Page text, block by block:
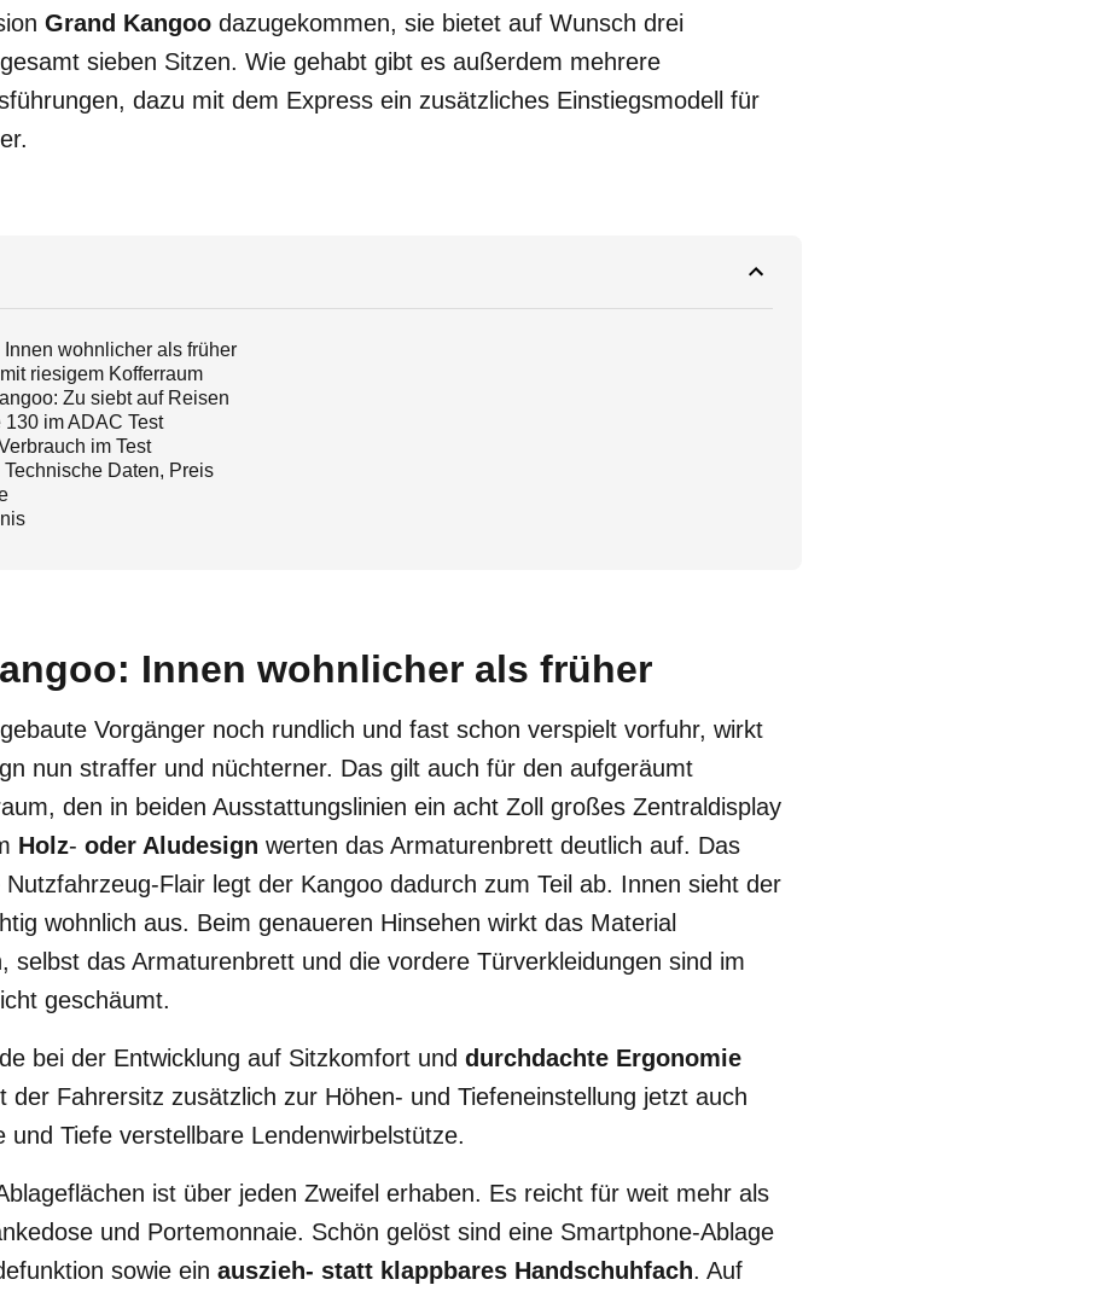
Grand Kangoo dazugekommen, sie bietet auf Wunsch drei
sieben Sitzen. Wie gehabt gibt es außerdem mehrere
dazu mit dem Express ein zusätzliches Einstiegsmodell für
wohnlicher als früher
riesigem Kofferraum
Zu siebt auf Reisen
im ADAC Test
im Test
Daten, Preis
Innen wohnlicher als früher
Vorgänger noch rundlich und fast schon verspielt vorfuhr, wirkt
nun straffer und nüchterner. Das gilt auch für den aufgeräumt
den in beiden Ausstattungslinien ein acht Zoll großes Zentraldisplay
Holz- oder Aludesign werten das Armaturenbrett deutlich auf. Das
Flair legt der Kangoo dadurch zum Teil ab. Innen sieht der
wohnlich aus. Beim genaueren Hinsehen wirkt das Material
selbst das Armaturenbrett und die vordere Türverkleidungen sind im
geschäumt.
bei der Entwicklung auf Sitzkomfort und durchdachte Ergonomie
der Fahrersitz zusätzlich zur Höhen- und Tiefeneinstellung jetzt auch
und Tiefe verstellbare Lendenwirbelstütze.
ist über jeden Zweifel erhaben. Es reicht für weit mehr als
und Portemonnaie. Schön gelöst sind eine Smartphone-Ablage
sowie ein auszieh- statt klappbares Handschuhfach. Auf